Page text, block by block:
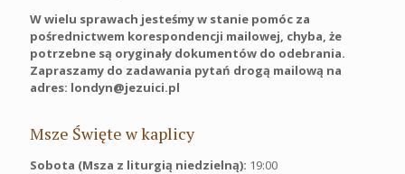
W wielu sprawach jesteśmy w stanie pomóc za
pośrednictwem korespondencji mailowej, chyba, że
potrzebne są oryginały dokumentów do odebrania.
Zapraszamy do zadawania pytań drogą mailową na
adres: londyn@jezuici.pl
Msze Święte w kaplicy
Sobota (Msza z liturgią niedzielną): 19:00